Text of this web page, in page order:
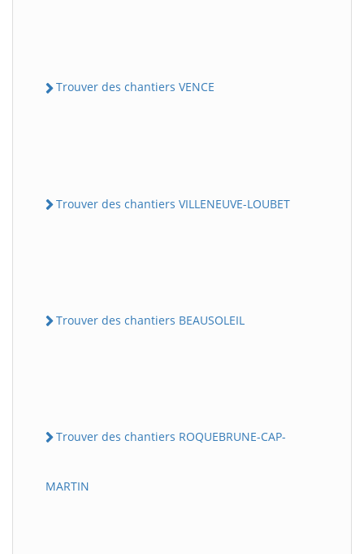
Trouver des chantiers VENCE
Trouver des chantiers VILLENEUVE-LOUBET
Trouver des chantiers BEAUSOLEIL
Trouver des chantiers ROQUEBRUNE-CAP-
MARTIN